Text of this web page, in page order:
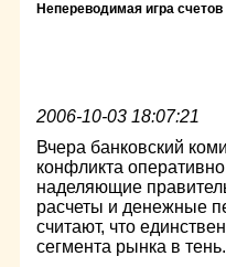
Непереводимая игра счетов
2006-10-03 18:07:21
Вчера банковский
конфликта
наделяющие
расчеты и денежные
считают, что
сегмента рынка в тень.